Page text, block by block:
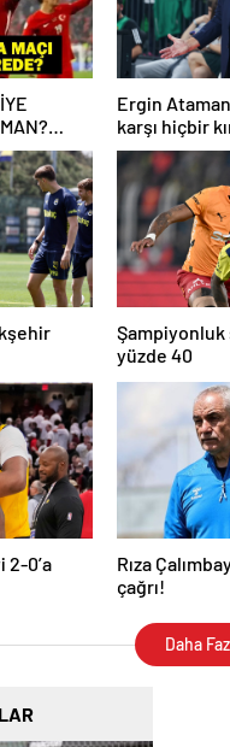
Takım
Ergin
karşı hiçbir
Şampiyonluk
yüzde 40
2-0’a
Rıza
çağrı!
Daha